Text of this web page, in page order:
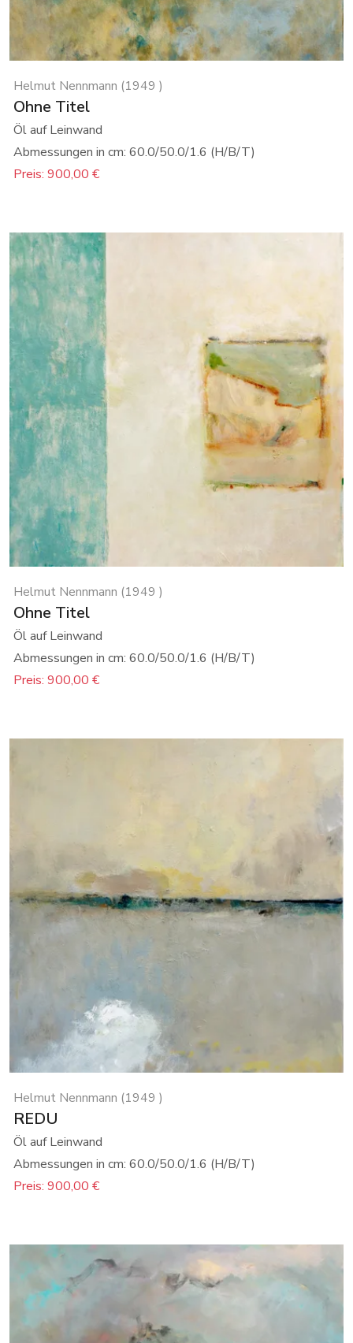
Helmut Nennmann (1949 )
Ohne Titel
Öl auf Leinwand
Abmessungen in cm: 60.0/50.0/1.6 (H/B/T)
Preis: 900,00 €
Helmut Nennmann (1949 )
Ohne Titel
Öl auf Leinwand
Abmessungen in cm: 60.0/50.0/1.6 (H/B/T)
Preis: 900,00 €
Helmut Nennmann (1949 )
REDU
Öl auf Leinwand
Abmessungen in cm: 60.0/50.0/1.6 (H/B/T)
Preis: 900,00 €